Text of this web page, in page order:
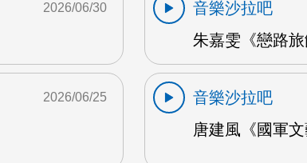
2026/06/30
音樂沙拉吧
朱嘉雯《戀路
2026/06/25
音樂沙拉吧
唐建風《國軍